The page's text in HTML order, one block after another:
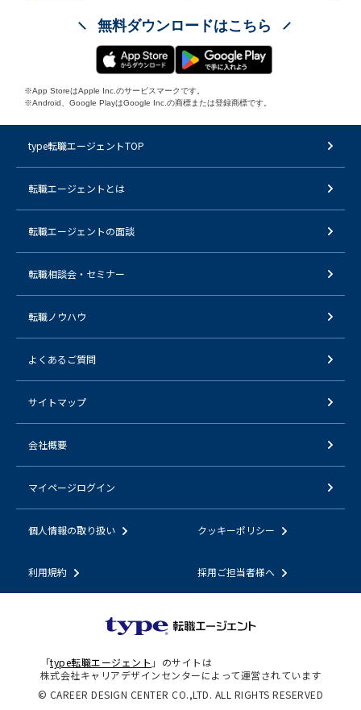
無料ダウンロードはこちら
※App StoreはApple Inc.のサービスマークです。
※Android、Google PlayはGoogle Inc.の商標または登録商標です。
type転職エージェントTOP
転職エージェントとは
転職エージェントの面談
転職相談会・セミナー
転職ノウハウ
よくあるご質問
サイトマップ
会社概要
マイページログイン
個人情報の取り扱い クッキーポリシー
利用規約 採用ご担当者様へ
「type転職エージェント 」のサイトは
株式会社キャリアデザインセンターによって運営されています
© CAREER DESIGN CENTER CO.,LTD. ALL RIGHTS RESERVED